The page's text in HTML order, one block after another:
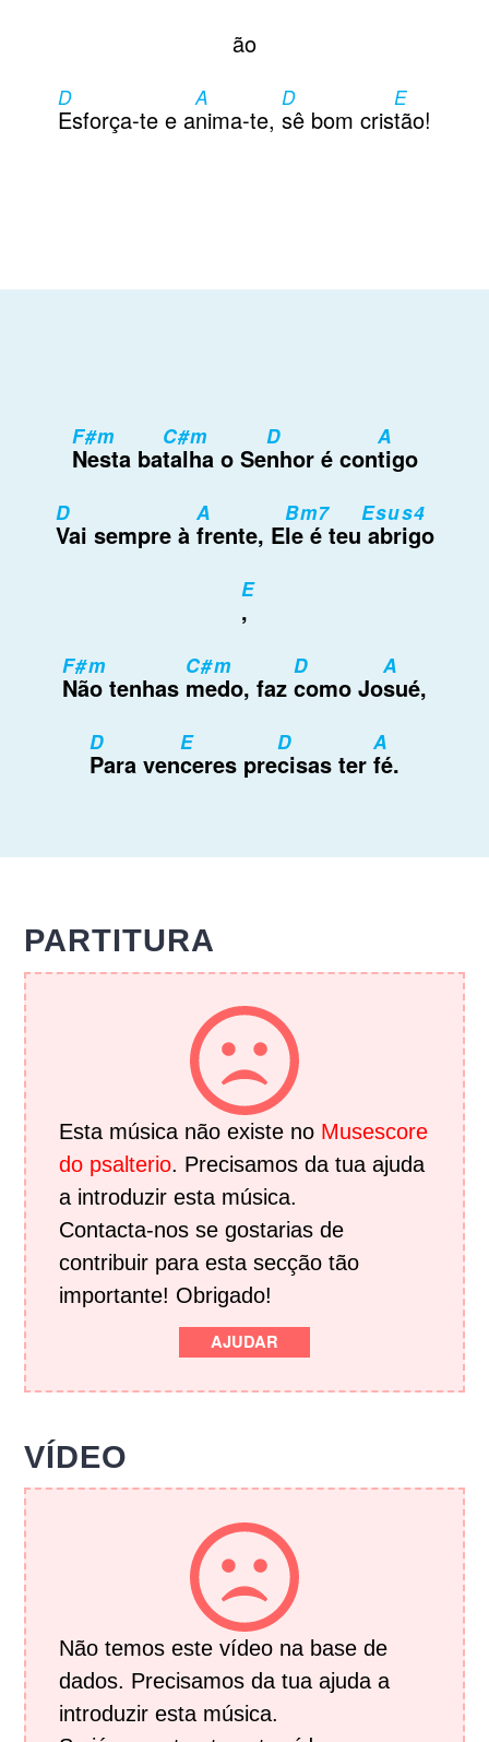
ão
D
Esforça-te e a
A
nima-te,
D
sê bom cris
E
tão!
F#m
Nesta ba
C#m
talha o Se
D
nhor é con
A
tigo
D
Vai sempre à
A
frente, E
Bm7
le é teu
Esus4
abrigo
E
,
F#m
Não tenhas
C#m
medo, faz
D
como Jo
A
sué,
D
Para ven
E
ceres pre
D
cisas ter
A
fé.
PARTITURA
Esta música não existe no Musescore
do psalterio. Precisamos da tua ajuda
a introduzir esta música.
Contacta-nos se gostarias de
contribuir para esta secção tão
importante! Obrigado!
AJUDAR
VÍDEO
Não temos este vídeo na base de
dados. Precisamos da tua ajuda a
introduzir esta música.